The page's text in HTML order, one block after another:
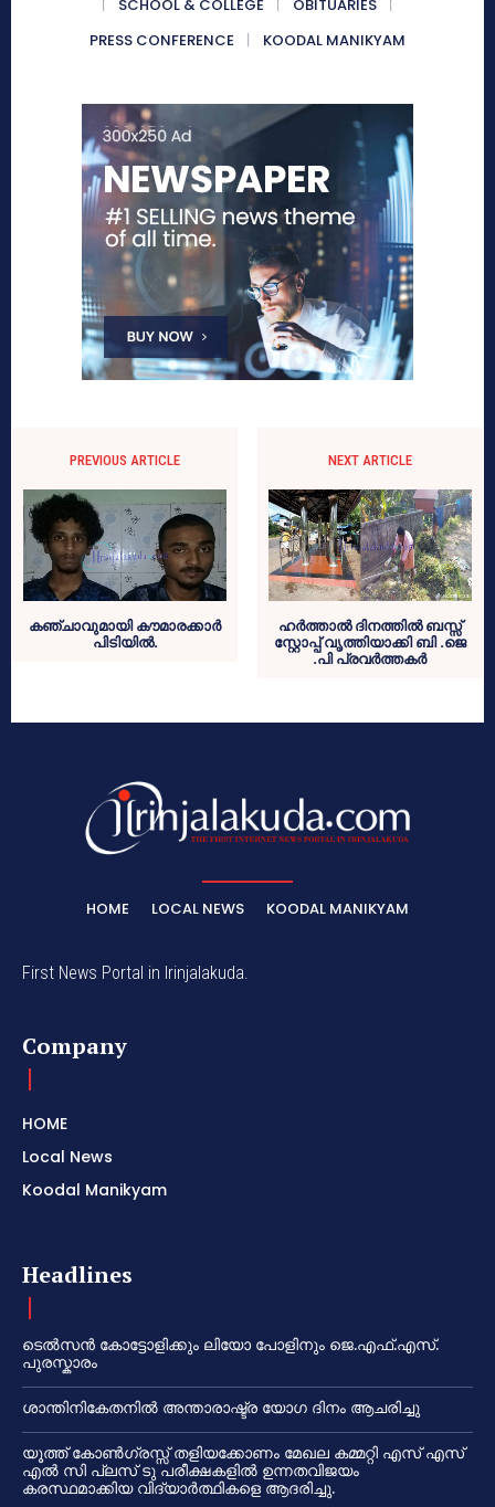
SCHOOL & COLLEGE
OBITUARIES
PRESS CONFERENCE
KOODAL MANIKYAM
PREVIOUS ARTICLE
കഞ്ചാവുമായി കൗമാരക്കാര്‍
പിടിയില്‍.
NEXT ARTICLE
ഹര്‍ത്താല്‍ ദിനത്തില്‍ ബസ്സ്
സ്റ്റോപ്പ് വൃത്തിയാക്കി ബി .ജെ
.പി പ്രവര്‍ത്തകര്‍
HOME LOCAL NEWS KOODAL MANIKYAM
First News Portal in Irinjalakuda.
Company
HOME
Local News
Koodal Manikyam
Headlines
ടെൽസൻ കോട്ടോളിക്കും ലിയോ പോളിനും ജെ.എഫ്.എസ്.
പുരസ്കാരം
ശാന്തിനികേതനിൽ അന്താരാഷ്ട്ര യോഗ ദിനം ആചരിച്ചു
യൂത്ത് കോൺഗ്രസ്സ് തളിയക്കോണം മേഖല കമ്മറ്റി എസ് എസ്
എൽ സി പ്ലസ് ടു പരീക്ഷകളിൽ ഉന്നതവിജയം
കരസ്ഥമാക്കിയ വിദ്യാർത്ഥികളെ ആദരിച്ചു.